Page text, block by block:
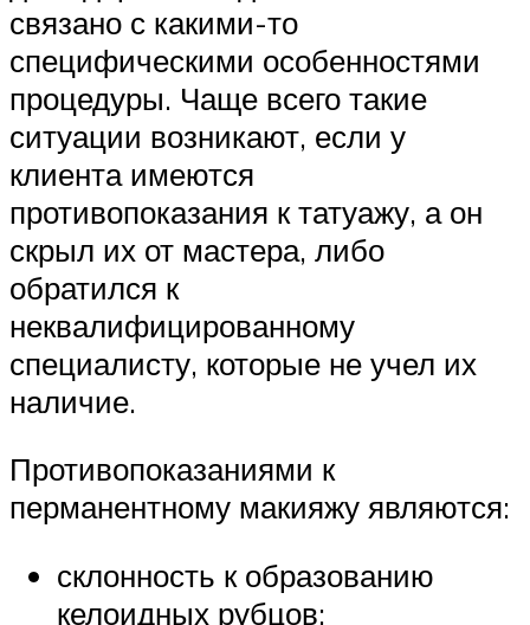
связано с какими-то
специфическими особенностями
процедуры. Чаще всего такие
ситуации возникают, если у
клиента имеются
противопоказания к татуажу, а он
скрыл их от мастера, либо
обратился к
неквалифицированному
специалисту, которые не учел их
наличие.
Противопоказаниями к
перманентному макияжу являются:
склонность к образованию
келоидных рубцов;